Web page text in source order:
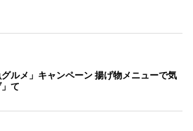
ルメ」キャンペーン 揚げ物メニューで気
て